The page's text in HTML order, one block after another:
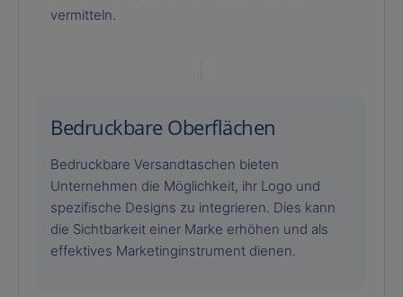
vermitteln.
Bedruckbare Oberflächen
Bedruckbare Versandtaschen bieten
Unternehmen die Möglichkeit, ihr Logo und
spezifische Designs zu integrieren. Dies kann
die Sichtbarkeit einer Marke erhöhen und als
effektives Marketinginstrument dienen.